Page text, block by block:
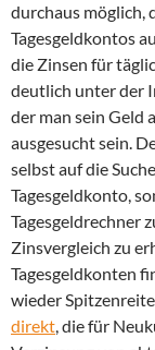
durchaus möglich,
Tagesgeldkontos
die Zinsen für
deutlich unter der
der man sein Geld
ausgesucht sein.
selbst auf die
Tagesgeldkonto,
Tagesgeldrechner
Zinsvergleich zu
Tagesgeldkonten
wieder
direkt, die für